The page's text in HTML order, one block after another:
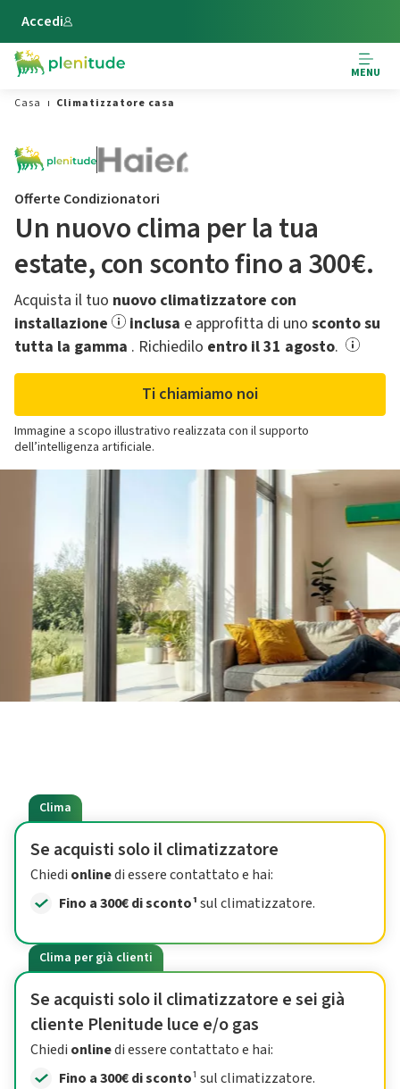
Vai al contenuto principale
Accedi
MENU
Casa
Climatizzatore casa
Offerte Condizionatori
Un nuovo clima per la tua
estate,​ con sconto fino a 300€.
Acquista il tuo nuovo climatizzatore con
installazione
inclusa e approfitta di uno sconto su
tutta la gamma .​ Richiedilo entro il 31 agosto.
Ti chiamiamo noi
Immagine a scopo illustrativo realizzata con il supporto
dell’intelligenza artificiale.
Clima
Se acquisti solo il climatizzatore
Chiedi onlinedi essere contattato e hai:
Fino a 300€ di sconto¹sul climatizzatore.
Clima per già clienti
Se acquisti solo il climatizzatore e sei già
cliente Plenitude luce e/o gas
Chiedi onlinedi essere contattato e hai:
Fino a 300€ di sconto¹ sul climatizzatore.